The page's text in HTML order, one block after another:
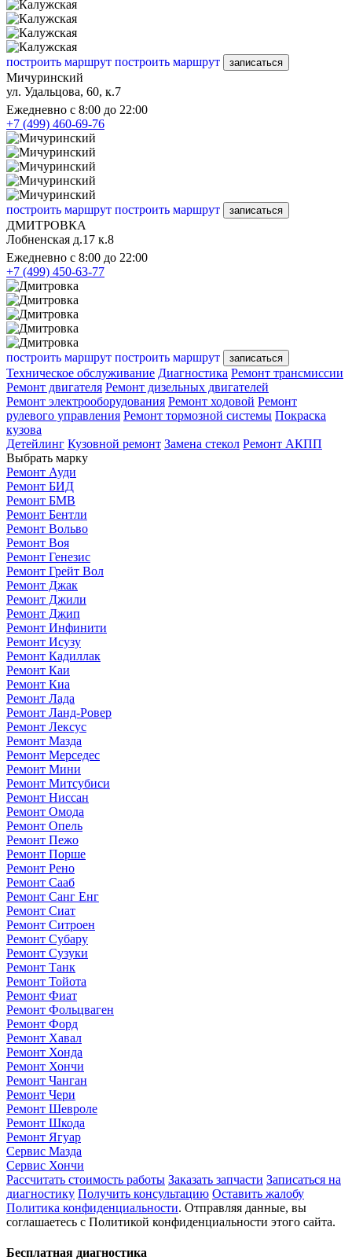
построить маршрут построить маршрут записаться
Мичуринский
ул. Удальцова, 60, к.7
Ежедневно с 8:00 до 22:00
+7 (499) 460-69-76
построить маршрут построить маршрут записаться
ДМИТРОВКА
Лобненская д.17 к.8
Ежедневно с 8:00 до 22:00
+7 (499) 450-63-77
построить маршрут построить маршрут записаться
Техническое обслуживание Диагностика Ремонт трансмиссии
Ремонт двигателя Ремонт дизельных двигателей
Ремонт электрооборудования Ремонт ходовой Ремонт
рулевого управления Ремонт тормозной системы Покраска
кузова
Детейлинг Кузовной ремонт Замена стекол Ремонт АКПП
Выбрать марку
Ремонт Ауди
Ремонт БИД
Ремонт БМВ
Ремонт Бентли
Ремонт Вольво
Ремонт Воя
Ремонт Генезис
Ремонт Грейт Вол
Ремонт Джак
Ремонт Джили
Ремонт Джип
Ремонт Инфинити
Ремонт Исузу
Ремонт Кадиллак
Ремонт Каи
Ремонт Киа
Ремонт Лада
Ремонт Ланд-Ровер
Ремонт Лексус
Ремонт Мазда
Ремонт Мерседес
Ремонт Мини
Ремонт Митсубиси
Ремонт Ниссан
Ремонт Омода
Ремонт Опель
Ремонт Пежо
Ремонт Порше
Ремонт Рено
Ремонт Сааб
Ремонт Санг Енг
Ремонт Сиат
Ремонт Ситроен
Ремонт Субару
Ремонт Сузуки
Ремонт Танк
Ремонт Тойота
Ремонт Фиат
Ремонт Фольцваген
Ремонт Форд
Ремонт Хавал
Ремонт Хонда
Ремонт Хончи
Ремонт Чанган
Ремонт Чери
Ремонт Шевроле
Ремонт Шкода
Ремонт Ягуар
Сервис Мазда
Сервис Хончи
Рассчитать стоимость работы Заказать запчасти Записаться на
диагностику Получить консультацию Оставить жалобу
Политика конфиденциальности. Отправляя данные, вы
соглашаетесь с Политикой конфиденциальности этого сайта.
Бесплатная диагностика